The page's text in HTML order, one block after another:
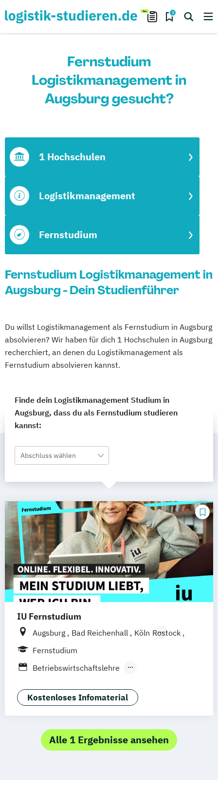
0
Fernstudium
Logistikmanagement in
Augsburg gesucht?
Fernstudium
Logistikmanagement
1 Hochschulen
Fernstudium Logistikmanagement in
Augsburg - Dein Studienführer
Du willst Logistikmanagement als Fernstudium in Augsburg
absolvieren? Wir haben für dich 1 Hochschulen in Augsburg
recherchiert, an denen du Logistikmanagement als
Fernstudium absolvieren kannst.
Finde dein Logistikmanagement Studium in
Augsburg, dass du als Fernstudium studieren
kannst:
Abschluss wählen
IU Fernstudium
Augsburg Bad Reichenhall Köln Rostock
Freiburg
Bielefeld Deggendorf Karlsruhe
Oberhausen Offenbach Saarbrücken
Neu-Ulm Graz Innsbruck Wien
Freising Friedrichshafen Klagenfurt
Magdeburg Münster Trier Würzburg
Chemnitz Linz deutschlandweit
Fernstudium
Betriebswirtschaftslehre
Supply Chain Management
Kostenloses Infomaterial
Alle 1 Ergebnisse ansehen